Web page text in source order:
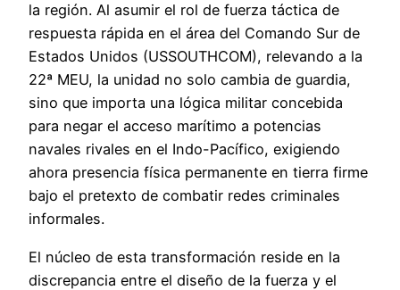
la región. Al asumir el rol de fuerza táctica de
respuesta rápida en el área del Comando Sur de
Estados Unidos (USSOUTHCOM), relevando a la
22ª MEU, la unidad no solo cambia de guardia,
sino que importa una lógica militar concebida
para negar el acceso marítimo a potencias
navales rivales en el Indo-Pacífico, exigiendo
ahora presencia física permanente en tierra firme
bajo el pretexto de combatir redes criminales
informales.
El núcleo de esta transformación reside en la
discrepancia entre el diseño de la fuerza y el